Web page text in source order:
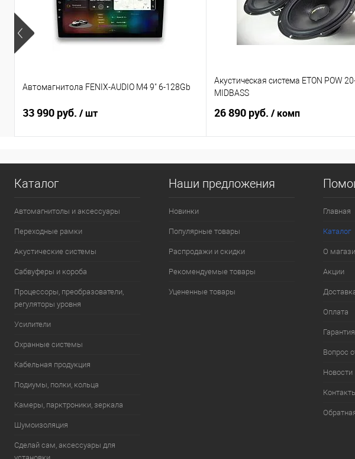
Автомагнитола FENIX-AUDIO M4 9" 6-128Gb
33 990 руб. / шт
Акустическая система ETON POW
MIDBASS
26 890 руб. / комп
Каталог
Автомагнитолы и аксессуары
Переходные рамки
Акустические системы
Сабвуферы и короба
Процессоры, преобразователи,
регуляторы уровня
Усилители
Охранные системы
Кабельная продукция
Подиумы, полки, кольца
Камеры, парктроники, зеркала
Шумоизоляция
Сделай сам, аксессуары для
Наши предложения
Новинки
Популярные товары
Распродажи и скидки
Рекомендуемые товары
Уцененные товары
Главная
Каталог
О
Акции
Оплата
Вопрос
Новости